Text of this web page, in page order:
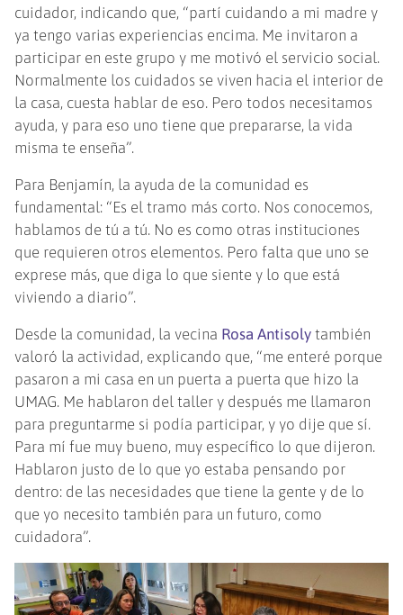
cuidador, indicando que, “partí cuidando a mi madre y
ya tengo varias experiencias encima. Me invitaron a
participar en este grupo y me motivó el servicio social.
Normalmente los cuidados se viven hacia el interior de
la casa, cuesta hablar de eso. Pero todos necesitamos
ayuda, y para eso uno tiene que prepararse, la vida
misma te enseña”.
Para Benjamín, la ayuda de la comunidad es
fundamental: “Es el tramo más corto. Nos conocemos,
hablamos de tú a tú. No es como otras instituciones
que requieren otros elementos. Pero falta que uno se
exprese más, que diga lo que siente y lo que está
viviendo a diario”.
Desde la comunidad, la vecina Rosa Antisoly también
valoró la actividad, explicando que, “me enteré porque
pasaron a mi casa en un puerta a puerta que hizo la
UMAG. Me hablaron del taller y después me llamaron
para preguntarme si podía participar, y yo dije que sí.
Para mí fue muy bueno, muy específico lo que dijeron.
Hablaron justo de lo que yo estaba pensando por
dentro: de las necesidades que tiene la gente y de lo
que yo necesito también para un futuro, como
cuidadora”.